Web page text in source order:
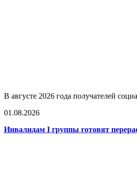
В августе 2026 года получателей
01.08.2026
Инвалидам I группы готовят